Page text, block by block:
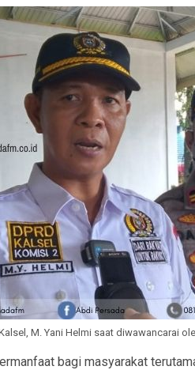
M. Yani Helmi saat diwawancarai
bagi masyarakat